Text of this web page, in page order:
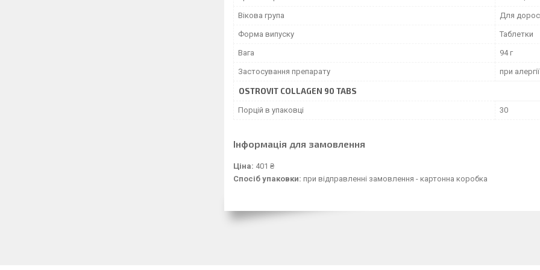
Вікова група Для
Форма випуску Таблетки
Вага 94 г
Застосування препарату при алергії
OSTROVIT COLLAGEN 90 TABS
Порцій в упаковці 30
Інформація для замовлення
Ціна: 401 ₴
Спосіб упаковки: при відправленні замовлення - картонна коробка